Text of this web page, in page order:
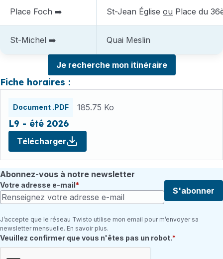
Place Foch ➡️ St-Jean Église ou Place du
St-Michel ➡️ Quai Meslin
Je recherche mon itinéraire
Fiche horaires :
Document .PDF 185.75 Ko
L9 - été 2026
Télécharger
Abonnez-vous à notre newsletter
Votre adresse e-mail
S'abonner
J’accepte que le réseau Twisto utilise mon email pour m’envoyer sa
newsletter mensuelle. En savoir plus.
Champ requis
Veuillez confirmer que vous n'êtes pas un robot.